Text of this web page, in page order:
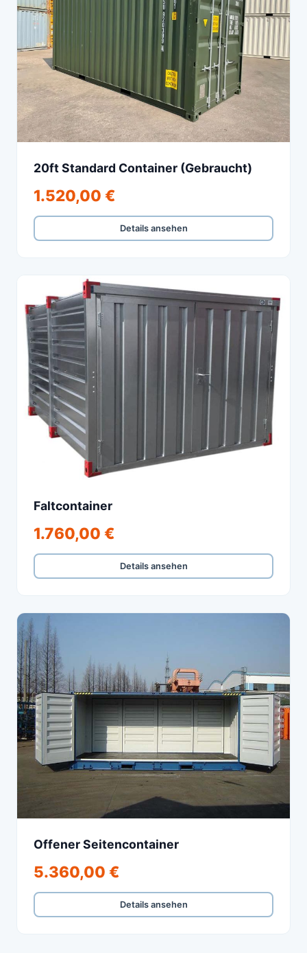
20ft Standard Container (Gebraucht)
1.520,00 €
Details ansehen
Faltcontainer
1.760,00 €
Details ansehen
Offener Seitencontainer
5.360,00 €
Details ansehen